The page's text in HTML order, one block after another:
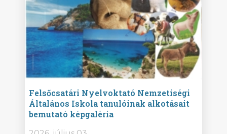
Felsőcsatári Nyelvoktató Nemzetiségi
Általános Iskola tanulóinak alkotásait
bemutató képgaléria